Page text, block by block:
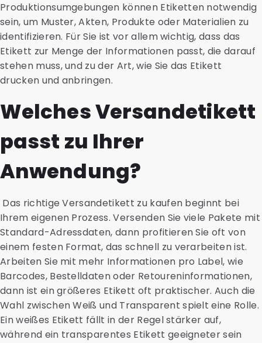
Produktionsumgebungen können Etiketten notwendig
sein, um Muster, Akten, Produkte oder Materialien zu
identifizieren. Für Sie ist vor allem wichtig, dass das
Etikett zur Menge der Informationen passt, die darauf
stehen muss, und zu der Art, wie Sie das Etikett
drucken und anbringen.
Welches Versandetikett
passt zu Ihrer
Anwendung?
Das richtige Versandetikett zu kaufen beginnt bei
Ihrem eigenen Prozess. Versenden Sie viele Pakete mit
Standard-Adressdaten, dann profitieren Sie oft von
einem festen Format, das schnell zu verarbeiten ist.
Arbeiten Sie mit mehr Informationen pro Label, wie
Barcodes, Bestelldaten oder Retoureninformationen,
dann ist ein größeres Etikett oft praktischer. Auch die
Wahl zwischen Weiß und Transparent spielt eine Rolle.
Ein weißes Etikett fällt in der Regel stärker auf,
während ein transparentes Etikett geeigneter sein